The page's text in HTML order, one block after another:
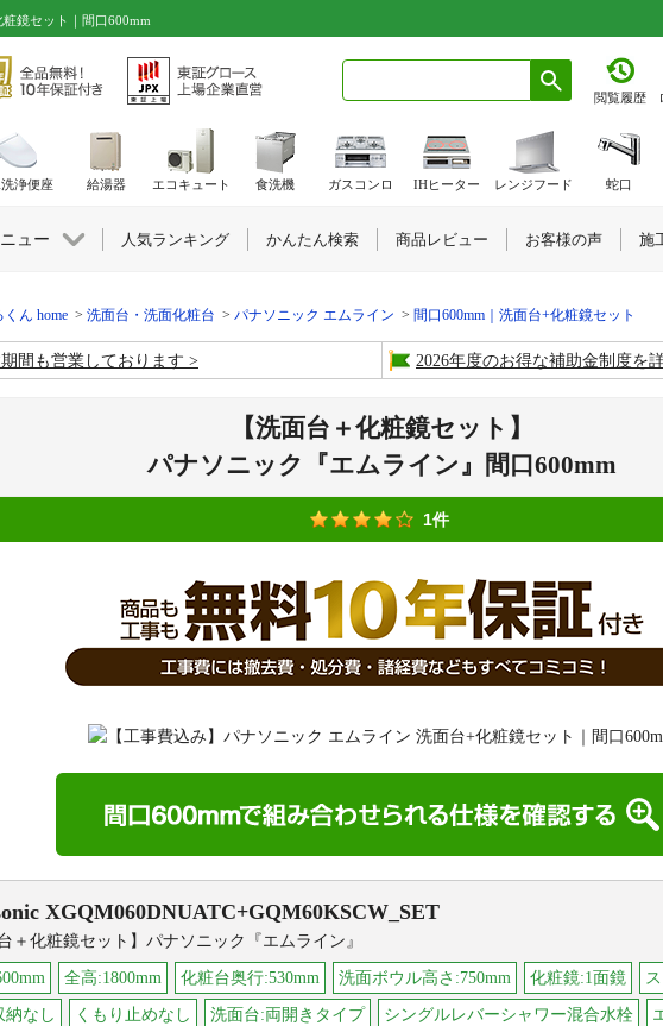
鏡セット｜間口600mm
閲覧履歴
ん home 洗面台・洗面化粧台 パナソニック エムライン 間口600mm｜洗面台+化粧鏡セット
間も営業しております 2026年度のお得な補助金制度を
【洗面台＋化粧鏡セット】
パナソニック『エムライン』間口600mm
1件
XGQM060DNUATC+GQM60KSCW_SET
＋化粧鏡セット】パナソニック『エムライン』
全高:1800mm 化粧台奥行:530mm 洗面ボウル高さ:750mm 化粧鏡:1面鏡
納なし くもり止めなし 洗面台:両開きタイプ シングルレバーシャワー混合水栓
浄便座 給湯器 エコキュート 食洗機 ガスコンロ IHヒーター レンジフード 蛇口
ュー 人気ランキング かんたん検索 商品レビュー お客様の声 施